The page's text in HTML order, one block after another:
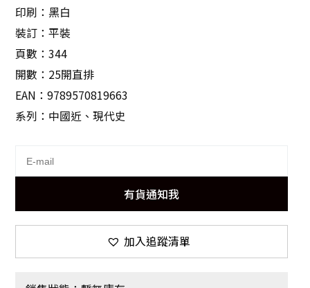
印刷：黑白
裝訂：平裝
頁數：344
開數：25開直排
EAN：9789570819663
系列：中國近、現代史
有貨通知我
加入追蹤清單